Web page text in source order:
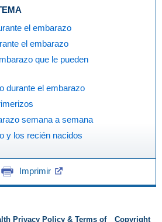
el embarazo
el embarazo
que le pueden
durante el embarazo
semana a semana
y los recién nacidos
Imprimir
Privacy Policy & Terms of Copyright